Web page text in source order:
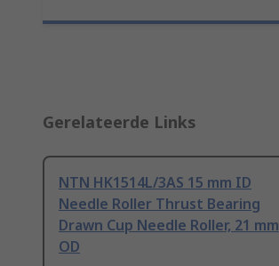
Gerelateerde Links
NTN HK1514L/3AS 15 mm ID
Needle Roller Thrust Bearing
Drawn Cup Needle Roller, 21 mm
OD